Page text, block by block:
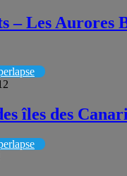
– Les Aurores
îles des